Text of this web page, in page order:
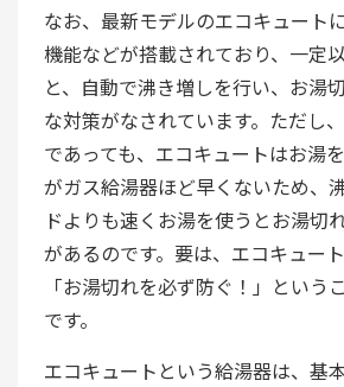
なお、最新モデルのエコキュート
機能などが搭載されており、一定
と、自動で沸き増しを行い、お湯
な対策がなされています。ただし
であっても、エコキュートはお湯
がガス給湯器ほど早くないため、
ドよりも速くお湯を使うとお湯切
があるのです。要は、エコキュー
「お湯切れを必ず防ぐ！」という
です。
エコキュートという給湯器は、基